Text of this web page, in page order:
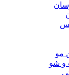
مو
شو